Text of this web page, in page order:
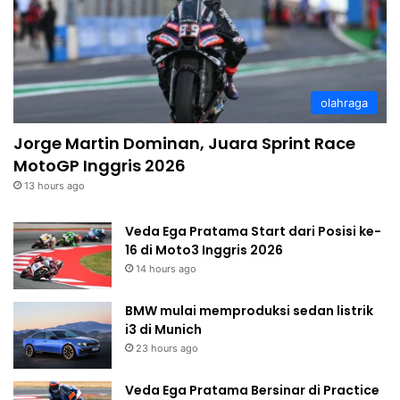
olahraga
Jorge Martin Dominan, Juara Sprint Race
MotoGP Inggris 2026
13 hours ago
Veda Ega Pratama Start dari Posisi ke-
16 di Moto3 Inggris 2026
14 hours ago
BMW mulai memproduksi sedan listrik
i3 di Munich
23 hours ago
Veda Ega Pratama Bersinar di Practice